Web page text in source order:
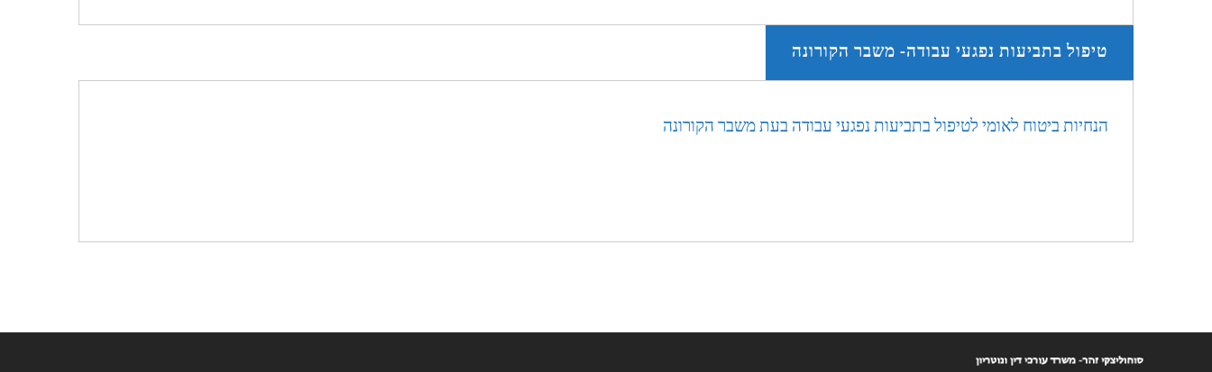
טיפול בתביעות נפגעי עבודה- משבר הקורונה
הנחיות ביטוח לאומי לטיפול בתביעות נפגעי עבודה בעת משבר הקורונה